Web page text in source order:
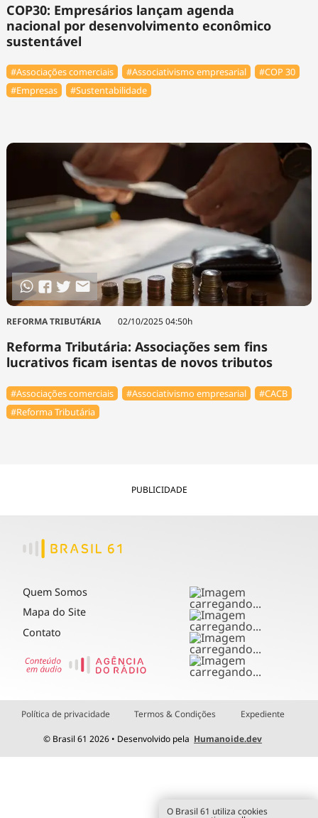
COP30: Empresários lançam agenda
nacional por desenvolvimento econômico
sustentável
#Associações comerciais #Associativismo empresarial
#COP 30
#Empresas
#Sustentabilidade
REFORMA TRIBUTÁRIA 02/10/2025 04:50h
Reforma Tributária: Associações sem fins
lucrativos ficam isentas de novos tributos
#Associações comerciais #Associativismo empresarial
#⁠CACB
#Reforma Tributária
PUBLICIDADE
Quem Somos
Mapa do Site
Contato
Política de privacidade Termos & Condições Expediente
© Brasil 61 2026 • Desenvolvido pela Humanoide.dev
O Brasil 61 utiliza cookies